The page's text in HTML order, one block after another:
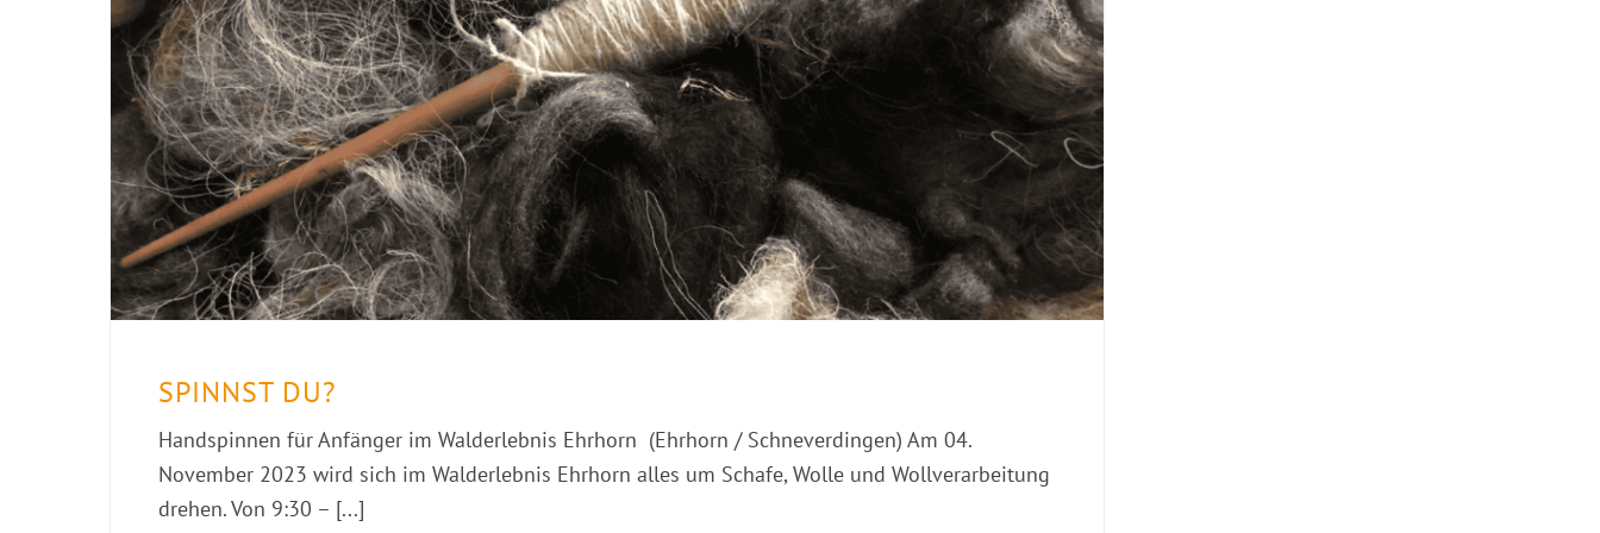
SPINNST DU?
Handspinnen für Anfänger im Walderlebnis Ehrhorn (Ehrhorn / Schneverdingen) Am 04.
November 2023 wird sich im Walderlebnis Ehrhorn alles um Schafe, Wolle und Wollverarbeitung
drehen. Von 9:30 – [...]